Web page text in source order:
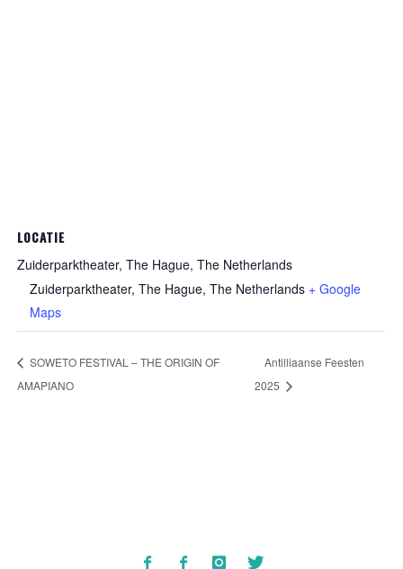
LOCATIE
Zuiderparktheater, The Hague, The Netherlands
Zuiderparktheater, The Hague, The Netherlands + Google
Maps
SOWETO FESTIVAL – THE ORIGIN OF
AMAPIANO
Antilliaanse Feesten
2025